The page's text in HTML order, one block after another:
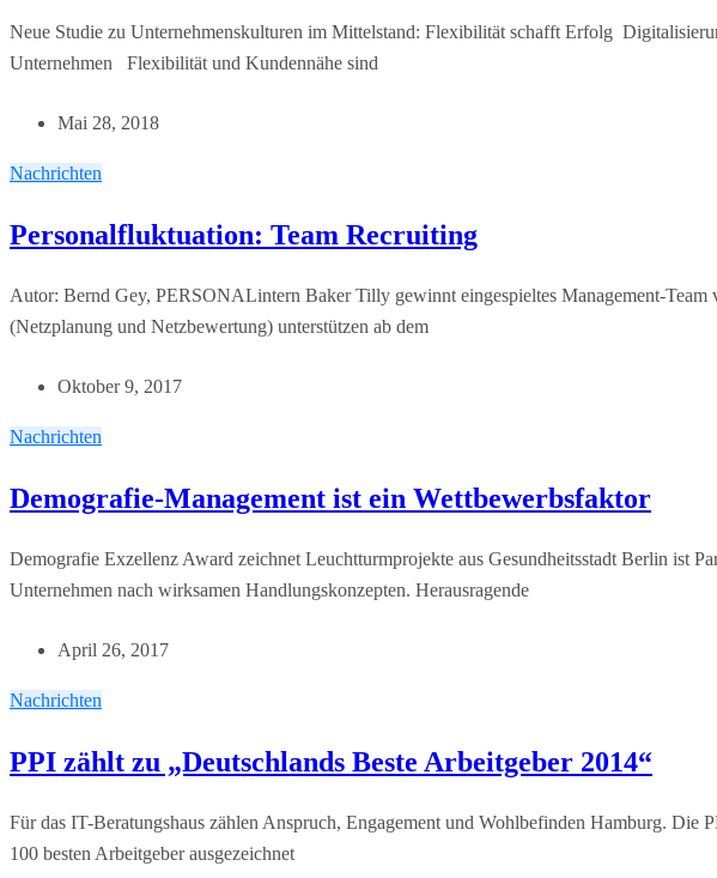
Neue Studie zu Unternehmenskulturen im Mittelstand: Flexibilität schafft Erfolg
Unternehmen Flexibilität und Kundennähe sind
Mai 28, 2018
Nachrichten
Personalfluktuation: Team Recruiting
Autor: Bernd Gey, PERSONALintern Baker Tilly gewinnt eingespieltes Management-
(Netzplanung und Netzbewertung) unterstützen ab dem
Oktober 9, 2017
Nachrichten
Demografie-Management ist ein Wettbewerbsfaktor
Demografie Exzellenz Award zeichnet Leuchtturmprojekte aus Gesundheitsstadt Berlin ist
Unternehmen nach wirksamen Handlungskonzepten. Herausragende
April 26, 2017
Nachrichten
PPI zählt zu „Deutschlands Beste Arbeitgeber 2014“
Für das IT-Beratungshaus zählen Anspruch, Engagement und Wohlbefinden Hamburg. Die
100 besten Arbeitgeber ausgezeichnet